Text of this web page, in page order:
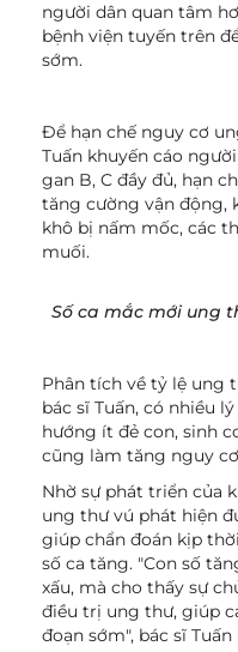
người dân quan tâm
bệnh viện tuyến trên
sớm.
Để hạn chế nguy cơ
Tuấn khuyến cáo
gan B, C đầy đủ, hạn
tăng cường vận động,
khô bị nấm mốc, các
muối.
Số ca mắc mới ung
Phân tích về tỷ lệ ung
bác sĩ Tuấn, có nhiều
hướng ít đẻ con, sinh
cũng làm tăng nguy
Nhờ sự phát triển của
ung thư vú phát hiện
giúp chẩn đoán kịp
số ca tăng. "Con số
xấu, mà cho thấy sự
điều trị ung thư, giúp
đoạn sớm", bác sĩ